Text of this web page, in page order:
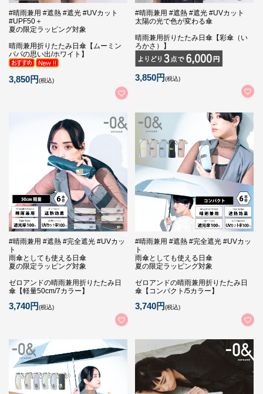
#晴雨兼用 #遮熱 #遮光 #UVカット
#UPF50＋
夏の限定ラッピング対象
晴雨兼用折りたたみ日傘【ムーミン
パパの思い出/ホワイト】
3,850円(税込)
#晴雨兼用 #遮熱 #遮光 #UVカット
太陽の光で色が変わる傘
晴雨兼用折りたたみ日傘【彩傘（い
ろかさ）】
3,850円(税込)
#晴雨兼用 #遮熱 #完全遮光 #UVカッ
ト
雨傘としても使える日傘
夏の限定ラッピング対象
ゼロアンドの晴雨兼用折りたたみ日
傘【軽量50cm/7カラー】
3,740円(税込)
#晴雨兼用 #遮熱 #完全遮光 #UVカッ
ト
雨傘としても使える日傘
夏の限定ラッピング対象
ゼロアンドの晴雨兼用折りたたみ日
傘【コンパクト/5カラー】
3,740円(税込)